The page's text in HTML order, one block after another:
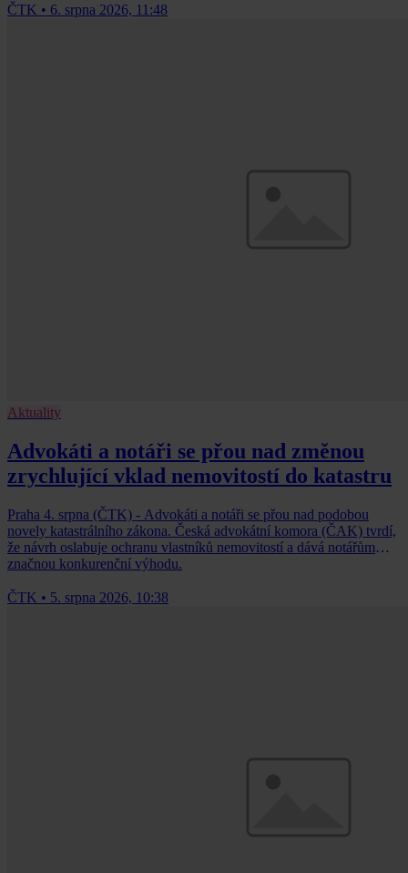
ČTK • 6. srpna 2026, 11:48
Aktuality
Advokáti a notáři se přou nad změnou
zrychlující vklad nemovitostí do katastru
Praha 4. srpna (ČTK) - Advokáti a notáři se přou nad podobou
novely katastrálního zákona. Česká advokátní komora (ČAK) tvrdí,
že návrh oslabuje ochranu vlastníků nemovitostí a dává notářům
značnou konkurenční výhodu.
ČTK • 5. srpna 2026, 10:38